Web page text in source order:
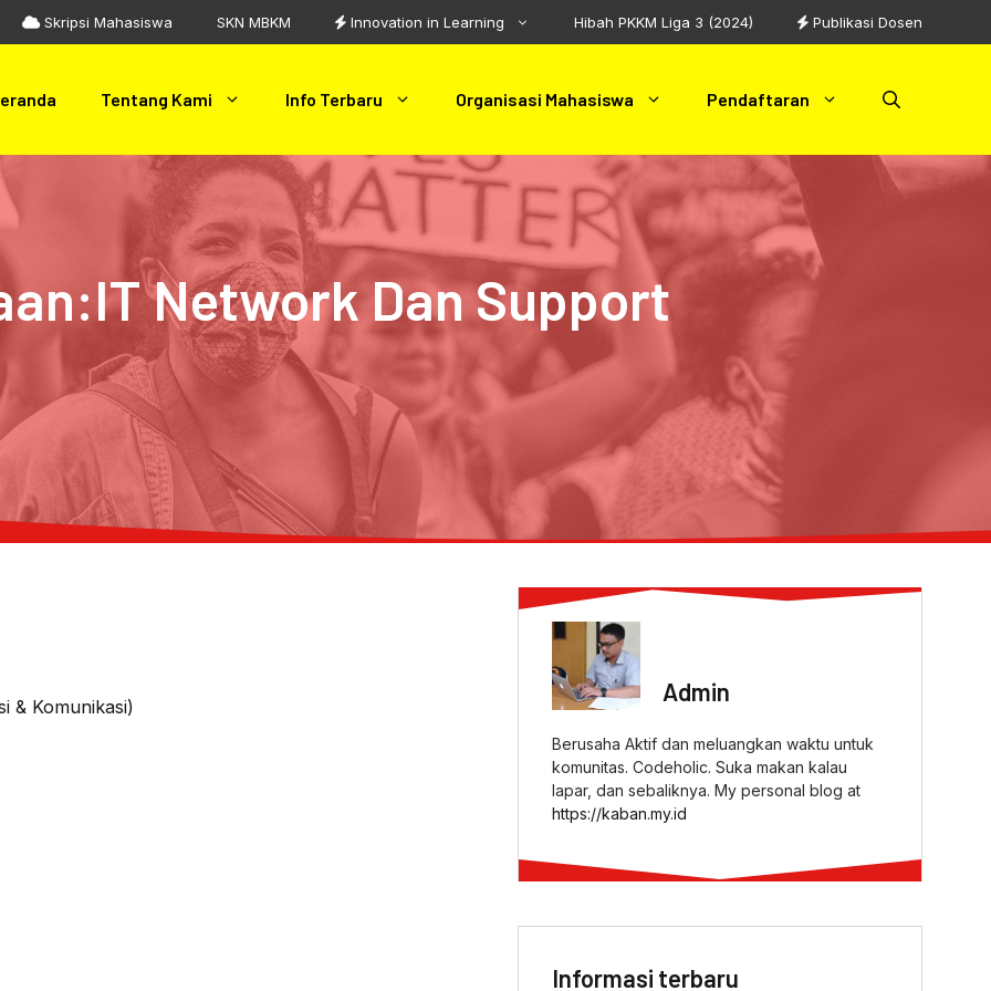
Skripsi Mahasiswa SKN MBKM Innovation in Learning Hibah PKKM Liga 3 (2024) Publikasi Dosen
Tentang Kami Info Terbaru Organisasi Mahasiswa Pendaftaran
Network Dan Support
& Komunikasi)
Admin
Berusaha Aktif dan meluangkan waktu untuk
komunitas. Codeholic. Suka makan kalau
lapar, dan sebaliknya. My personal blog at
https://kaban.my.id
Informasi terbaru